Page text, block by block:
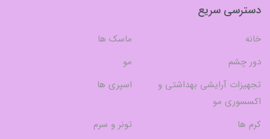
دسترسی سریع
خانه
ماسک ها
دور چشم
مو
تجهیزات آرایشی بهداشتی و
اکسسوری مو
اسپری ها
کرم ها
تونر و سرم